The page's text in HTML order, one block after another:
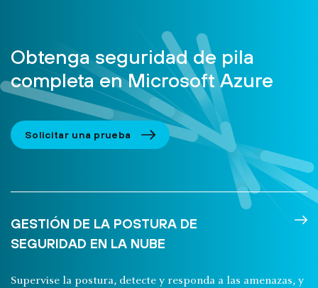
Obtenga seguridad de pila
completa en Microsoft Azure
Solicitar una prueba
GESTIÓN DE LA POSTURA DE
SEGURIDAD EN LA NUBE
Supervise la postura, detecte y responda a las amenazas, y